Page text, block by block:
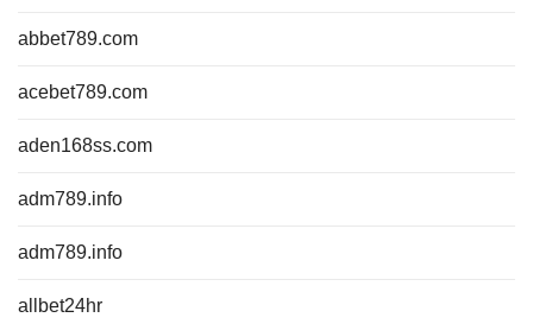
abbet789.com
acebet789.com
aden168ss.com
adm789.info
adm789.info
allbet24hr